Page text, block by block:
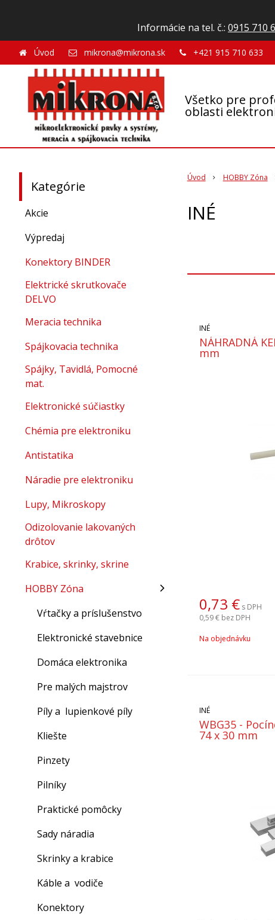
Informácie na tel. č.: 0915 710
Všetko pre
oblasti
Úvod mikrona@mikrona.sk +421 915 710 633
Úvod HOBBY Zóna
INÉ
INÉ
NÁHRADNÁ
mm
0,73 € s DPH
0,59 € bez DPH
Na objednávku
INÉ
WBG35 -
74 x 30 mm
Kategórie
Akcie
Výpredaj
Konektory BINDER
Elektrické skrutkovače
DELVO
Meracia technika
Spájkovacia technika
Spájky, Tavidlá, Pomocné
mat.
Elektronické súčiastky
Chémia pre elektroniku
Antistatika
Náradie pre elektroniku
Lupy, Mikroskopy
Odizolovanie lakovaných
drôtov
Krabice, skrinky, skrine
HOBBY Zóna
Vŕtačky a príslušenstvo
Elektronické stavebnice
Domáca elektronika
Pre malých majstrov
Píly a lupienkové píly
Kliešte
Pinzety
Pilníky
Praktické pomôcky
Sady náradia
Skrinky a krabice
Káble a vodiče
Konektory